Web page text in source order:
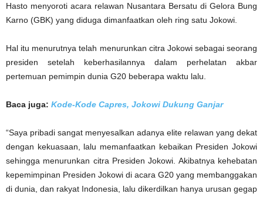
Hasto menyoroti acara relawan Nusantara Bersatu di Gelora Bung
Karno (GBK) yang diduga dimanfaatkan oleh ring satu Jokowi.
Hal itu menurutnya telah menurunkan citra Jokowi sebagai seorang
presiden setelah keberhasilannya dalam perhelatan akbar
pertemuan pemimpin dunia G20 beberapa waktu lalu.
Baca juga: Kode-Kode Capres, Jokowi Dukung Ganjar
“Saya pribadi sangat menyesalkan adanya elite relawan yang dekat
dengan kekuasaan, lalu memanfaatkan kebaikan Presiden Jokowi
sehingga menurunkan citra Presiden Jokowi. Akibatnya kehebatan
kepemimpinan Presiden Jokowi di acara G20 yang membanggakan
di dunia, dan rakyat Indonesia, lalu dikerdilkan hanya urusan gegap